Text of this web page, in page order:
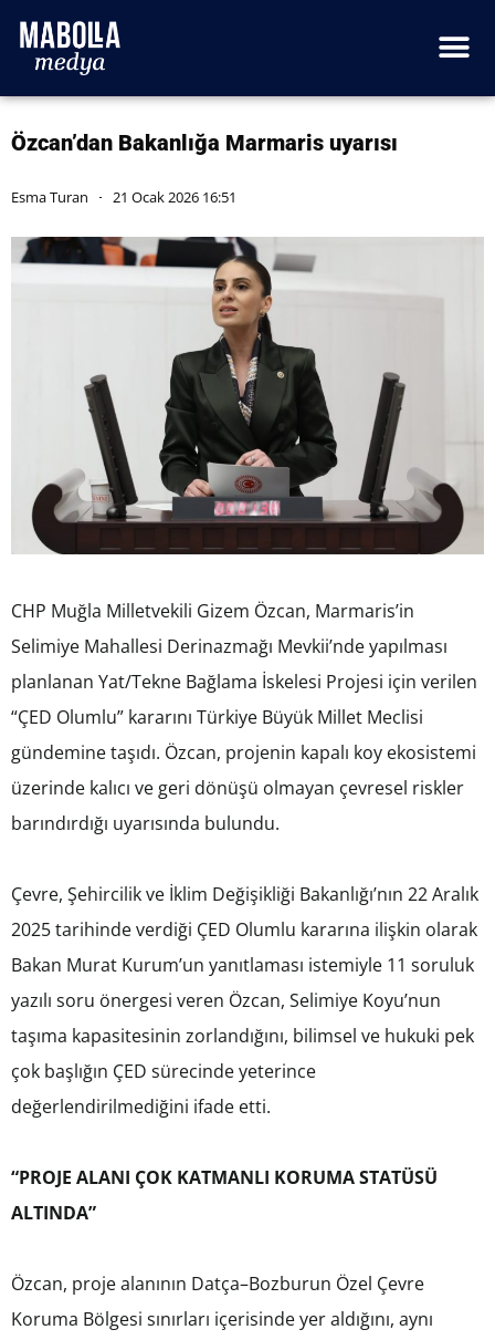
Özcan’dan Bakanlığa Marmaris uyarısı
Esma Turan 21 Ocak 2026 16:51
CHP Muğla Milletvekili Gizem Özcan, Marmaris’in
Selimiye Mahallesi Derinazmağı Mevkii’nde yapılması
planlanan Yat/Tekne Bağlama İskelesi Projesi için verilen
“ÇED Olumlu” kararını Türkiye Büyük Millet Meclisi
gündemine taşıdı. Özcan, projenin kapalı koy ekosistemi
üzerinde kalıcı ve geri dönüşü olmayan çevresel riskler
barındırdığı uyarısında bulundu.
Çevre, Şehircilik ve İklim Değişikliği Bakanlığı’nın 22 Aralık
2025 tarihinde verdiği ÇED Olumlu kararına ilişkin olarak
Bakan Murat Kurum’un yanıtlaması istemiyle 11 soruluk
yazılı soru önergesi veren Özcan, Selimiye Koyu’nun
taşıma kapasitesinin zorlandığını, bilimsel ve hukuki pek
çok başlığın ÇED sürecinde yeterince
değerlendirilmediğini ifade etti.
“PROJE ALANI ÇOK KATMANLI KORUMA STATÜSÜ
ALTINDA”
Özcan, proje alanının Datça–Bozburun Özel Çevre
Koruma Bölgesi sınırları içerisinde yer aldığını, aynı